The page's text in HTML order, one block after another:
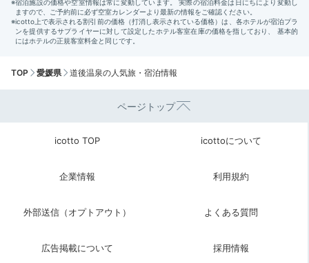
TOP 愛媛県 道後温泉の人気旅・宿泊情報
ページトップ
icotto TOP icottoについて
企業情報 利用規約
外部送信（オプトアウト） よくある質問
広告掲載について 採用情報